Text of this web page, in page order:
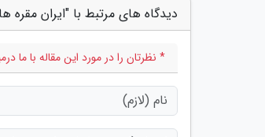
دیدگاه های مرتبط با "ایران مقره
* نظرتان را در مورد این مقاله با ما